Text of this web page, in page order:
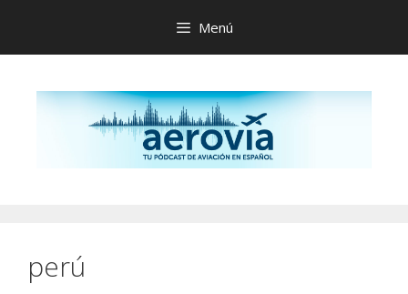
contenido
Menú
perú